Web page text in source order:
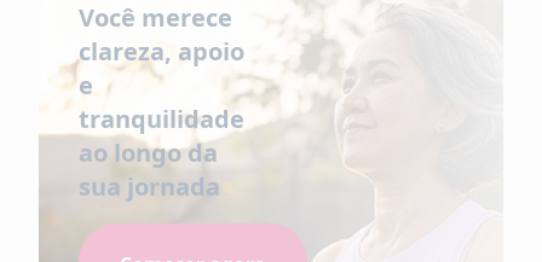
Você merece
clareza, apoio
e
tranquilidade
ao longo da
sua jornada